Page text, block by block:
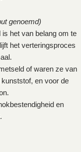
genoemd)
het van belang om te
het verteringsproces
of waren ze van
en voor de
en